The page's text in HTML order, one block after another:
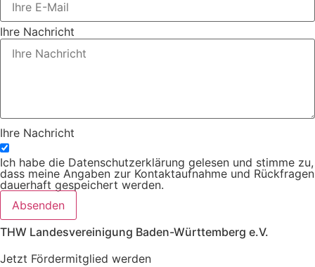
Ihre Nachricht
Ihre Nachricht
Ich habe die Datenschutzerklärung gelesen und stimme zu,
dass meine Angaben zur Kontaktaufnahme und Rückfragen
dauerhaft gespeichert werden.
Absenden
THW Landesvereinigung Baden-Württemberg e.V.
Jetzt Fördermitglied werden